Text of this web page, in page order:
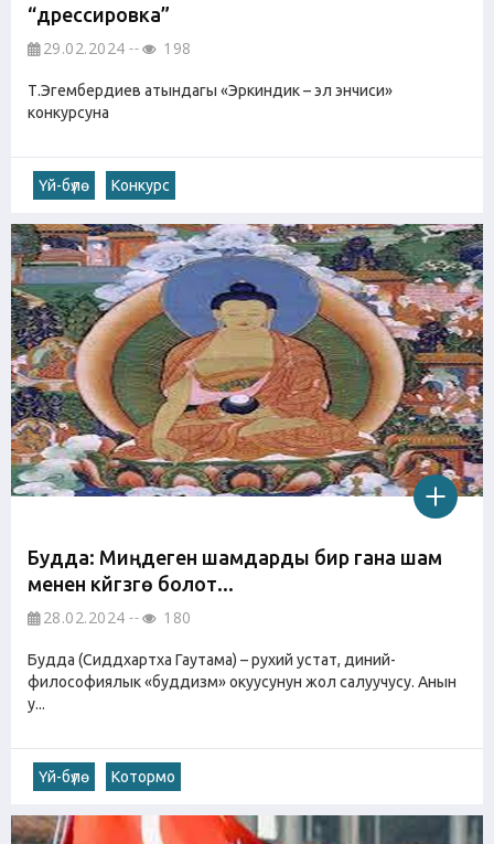
“дрессировка”
29.02.2024 198
Т.Эгембердиев атындагы «Эркиндик – эл энчиси»
конкурсуна
Үй-бүлө Конкурс
Будда: Миңдеген шамдарды бир гана шам
менен күйгүзүүгө болот...
28.02.2024 180
Будда (Сиддхартха Гаутама) – рухий устат, диний-
философиялык «буддизм» окуусунун жол салуучусу. Анын
у...
Үй-бүлө Котормо